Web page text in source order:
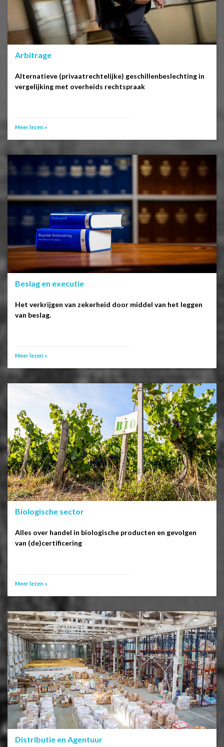
Arbitrage
Alternatieve (privaatrechtelijke) geschillenbeslechting in
vergelijking met overheids rechtspraak
Meer lezen »
Beslag en executie
Het verkrijgen van zekerheid door middel van het leggen
van beslag.
Meer lezen »
Biologische sector
Alles over handel in biologische producten en gevolgen
van (de)certificering
Meer lezen »
Distributie en Agentuur